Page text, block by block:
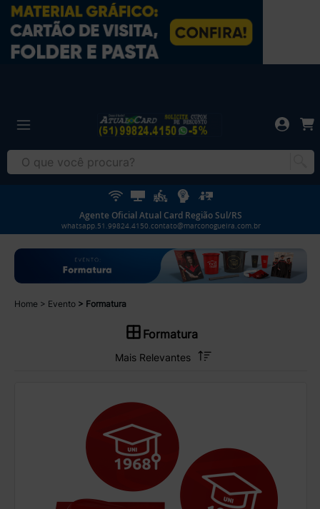
Agente Oficial Atual Card Região Sul/RS
whatsapp.51.99824.4150.contato@marconogueira.com.br
Home Evento Formatura
Formatura